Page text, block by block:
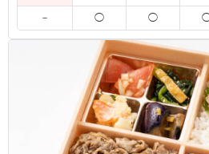
パサつかずに美味しい！と、ダイ
も好評でした。甘味噌なのが珍し
もよく、全体的にお上品で優しい
かったです。
ご利用シーン：ロケ・撮影›スタジオ
東京都品川区荏原2024/04/15
－ ◯ ◯